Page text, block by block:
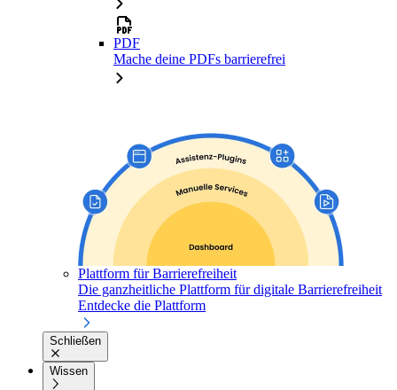
PDF
Mache deine PDFs barrierefrei
Plattform für Barrierefreiheit
Die ganzheitliche Plattform für digitale Barrierefreiheit
Entdecke die Plattform
Schließen
Wissen